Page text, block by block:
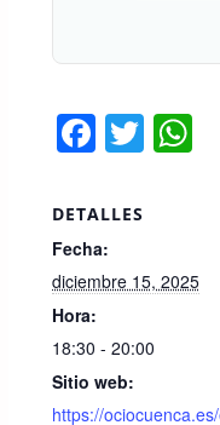
F
a
c
e
b
o
o
k
T
wi
W
A
DETALLES
Fecha:
diciembre 15, 2025
Hora:
18:30 - 20:00
Sitio web:
https://